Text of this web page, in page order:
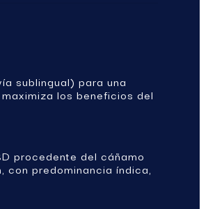
sublingual) para una
los beneficios del
procedente del cáñamo
con predominancia índica,